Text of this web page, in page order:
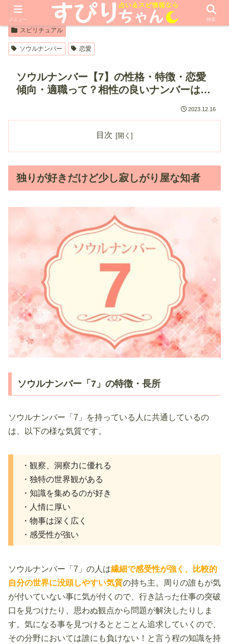
【PR】本ページはプロモーションが含まれています
スピリチュアル
ソウルナンバー 恋愛
ソウルナンバー【7】の性格・特徴・恋愛
傾向・適職って？相性の良いナンバーは…
2023.12.16
目次
独りが好きだけど少し寂しがり屋な知者
ソウルナンバー「7」の特徴・長所
ソウルナンバー「7」を持っている人に共通しているの
は、以下の様な気質です。
・観察、洞察力に優れる
・独特の世界観がある
・知識を集めるのが好き
・人情に厚い
・物事は深く広く
・感受性が強い
ソウルナンバー「7」の人は繊細で感受性が強く、比較的
自分の世界に没頭しやすい気質の持ち主。周りの誰もが気
が付いていない事に気が付くので、行き詰った仕事の突破
口を見つけたり、思わぬ観点から問題が解決したりしま
す。気になる事を見つけるととことん追求していくので、
その分野においては誰にも負けない！と言う程の知識を持
メニュー 検索